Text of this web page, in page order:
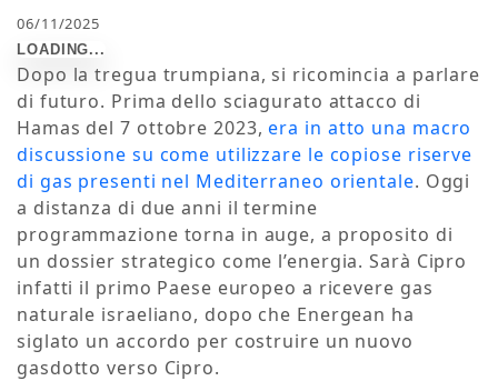
06/11/2025
Dopo la tregua trumpiana, si ricomincia a parlare
di futuro. Prima dello sciagurato attacco di
Hamas del 7 ottobre 2023,era in atto una macro
discussione su come utilizzare le copiose riserve
di gas presenti nel Mediterraneo orientale. Oggi
a distanza di due anni il termine
programmazione torna in auge, a proposito di
un dossier strategico come l’energia. Sarà Cipro
infatti il primo Paese europeo a ricevere gas
naturale israeliano, dopo che Energean ha
siglato un accordo per costruire un nuovo
gasdotto verso Cipro.